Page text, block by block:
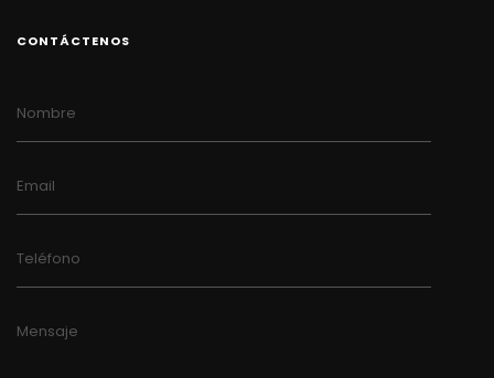
CONTÁCTENOS
Nombre
Email
Teléfono
Mensaje